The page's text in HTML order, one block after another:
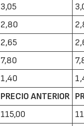
3,05
2,80
2,65
7,80
1,40
PRECIO ANTERIOR
115,00
22/07/